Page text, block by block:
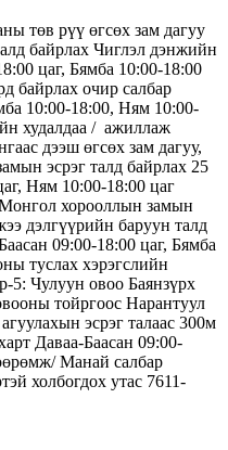
төв рүү өгсөх зам дагуу
байрлах Чиглэл дэнжийн
цаг, Бямба 10:00-18:00
байрлах очир салбар
10:00-18:00, Ням 10:00-
худалдаа / ажиллаж
дээш өгсөх зам дагуу,
эсрэг талд байрлах 25
Ням 10:00-18:00 цаг
хорооллын замын
дэлгүүрийн баруун талд
09:00-18:00 цаг, Бямба
туслах хэрэгслийн
5: Чулуун овоо Баянзүрх
тойргоос Нарантуул
эсрэг талаас 300м
Даваа-Баасан 09:00-
Манай салбар
холбогдох утас 7611-